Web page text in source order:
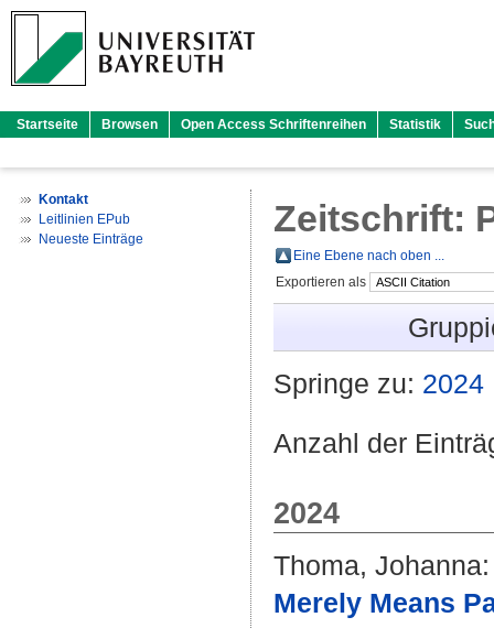
Startseite Browsen Open Access Schriftenreihen Statistik
Kontakt
Leitlinien EPub
Neueste Einträge
Zeitschrift:
Eine Ebene nach oben ...
Exportieren als
Springe zu: 2024
Anzahl der
2024
Thoma, Johanna:
Merely Means